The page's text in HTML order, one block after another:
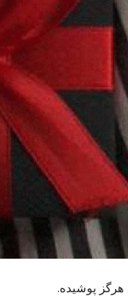
هرگز پوشیده.